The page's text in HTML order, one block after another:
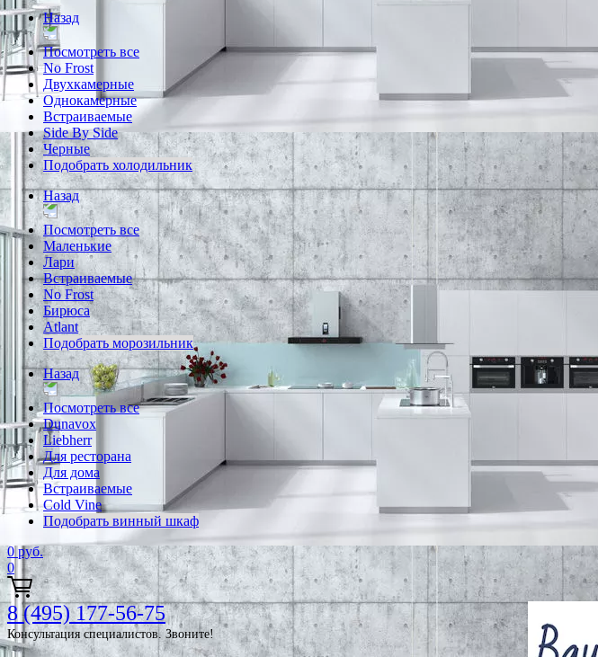
Назад
Посмотреть все
No Frost
Двухкамерные
Однокамерные
Встраиваемые
Side By Side
Черные
Подобрать холодильник
Назад
Посмотреть все
Маленькие
Лари
Встраиваемые
No Frost
Бирюса
Atlant
Подобрать морозильник
Назад
Посмотреть все
Dunavox
Liebherr
Для ресторана
Для дома
Встраиваемые
Cold Vine
Подобрать винный шкаф
0 руб.
0
8 (495) 177-56-75
Консультация специалистов. Звоните!